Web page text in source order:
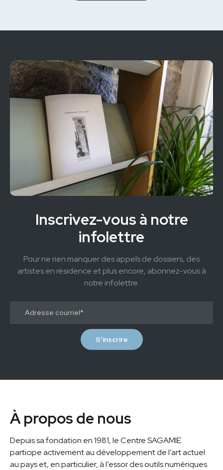
Inscrivez-vous à notre
infolettre
Pour ne rien manquer des appels de dossiers, des
artistes en résidence et plus encore, abonnez-vous à
notre infolettre.
À propos de nous
Depuis sa fondation en 1981, le Centre SAGAMIE
participe activement au développement de l’art actuel
au pays et, en particulier, à l’essor des outils numériques